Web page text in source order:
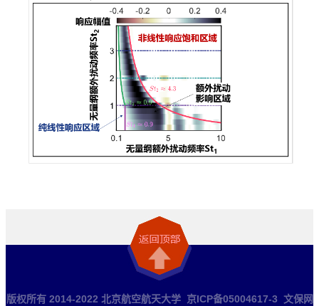
版权所有 2014-2022 北京航空航天大学 京ICP备05004617-3 文保网